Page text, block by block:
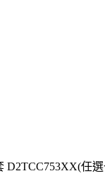
D2TCC753XX(任